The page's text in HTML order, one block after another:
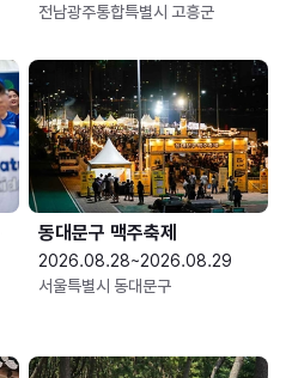
전남광주통합특별시 고흥군
동대문구 맥주축제
2026.08.28~2026.08.29
서울특별시 동대문구